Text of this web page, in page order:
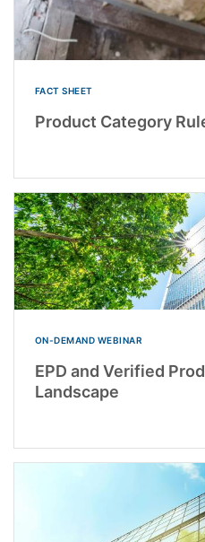
FACT SHEET
Product Category
ON-DEMAND WEBINAR
EPD and Verified
Landscape